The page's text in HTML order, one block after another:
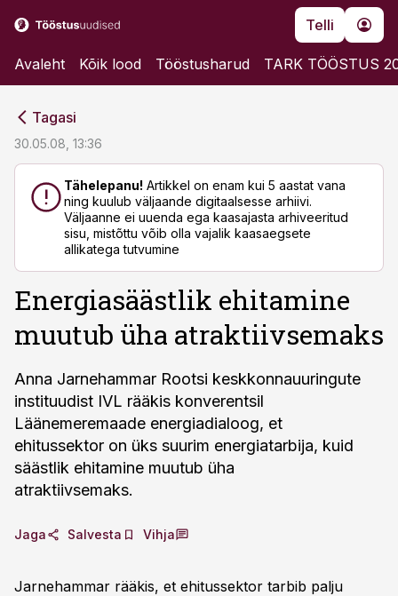
Telli
Avaleht Kõik lood Tööstusharud TARK TÖÖSTUS
Tagasi
30.05.08, 13:36
Tähelepanu! Artikkel on enam kui 5 aastat vana
ning kuulub väljaande digitaalsesse arhiivi.
Väljaanne ei uuenda ega kaasajasta arhiveeritud
sisu, mistõttu võib olla vajalik kaasaegsete
allikatega tutvumine
Energiasäästlik ehitamine
muutub üha atraktiivsemaks
Anna Jarnehammar Rootsi keskkonnauuringute
instituudist IVL rääkis konverentsil
Läänemeremaade energiadialoog, et
ehitussektor on üks suurim energiatarbija, kuid
säästlik ehitamine muutub üha
atraktiivsemaks.
Jaga Salvesta Vihja
Jarnehammar rääkis, et ehitussektor tarbib palju